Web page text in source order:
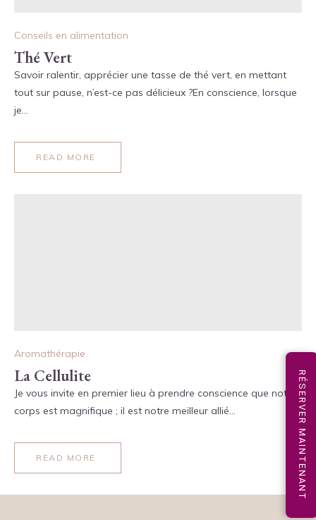
Conseils en alimentation
Thé Vert
Savoir ralentir, apprécier une tasse de thé vert, en mettant
tout sur pause, n’est-ce pas délicieux ?En conscience, lorsque
je…
READ MORE
Aromathérapie
La Cellulite
Je vous invite en premier lieu à prendre conscience que notre
corps est magnifique ; il est notre meilleur allié…
READ MORE RÉSERVER MAINTENANT